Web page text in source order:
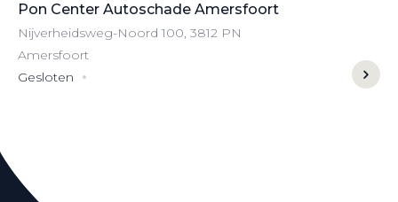
Pon Center Autoschade Amersfoort
Nijverheidsweg-Noord 100, 3812 PN
Amersfoort
Gesloten